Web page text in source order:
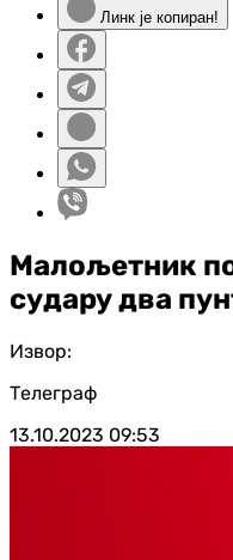
Линк је копиран!
Малољетник
судару два
Извор:
Телеграф
13.10.2023 09:53